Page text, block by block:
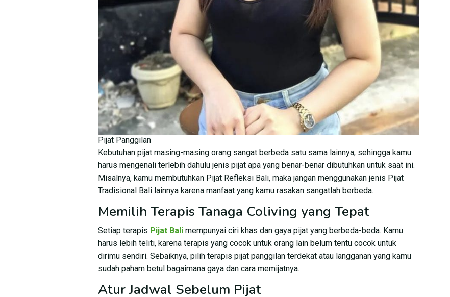
Pijat Panggilan
Kebutuhan pijat masing-masing orang sangat berbeda satu sama lainnya, sehingga kamu
harus mengenali terlebih dahulu jenis pijat apa yang benar-benar dibutuhkan untuk saat ini.
Misalnya, kamu membutuhkan Pijat Refleksi Bali, maka jangan menggunakan jenis Pijat
Tradisional Bali lainnya karena manfaat yang kamu rasakan sangatlah berbeda.
Memilih Terapis Tanaga Coliving yang Tepat
Setiap terapis Pijat Bali mempunyai ciri khas dan gaya pijat yang berbeda-beda. Kamu
harus lebih teliti, karena terapis yang cocok untuk orang lain belum tentu cocok untuk
dirimu sendiri. Sebaiknya, pilih terapis pijat panggilan terdekat atau langganan yang kamu
sudah paham betul bagaimana gaya dan cara memijatnya.
Atur Jadwal Sebelum Pijat